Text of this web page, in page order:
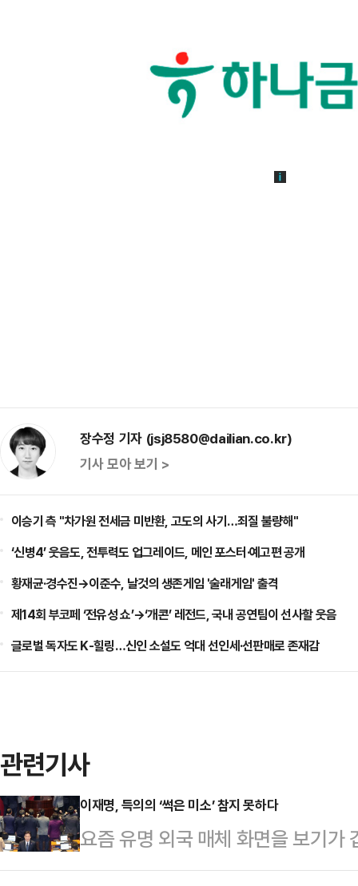
장수정 기자 (jsj8580@dailian.co.kr)
기사 모아 보기 >
이승기 측 "차가원 전세금 미반환, 고도의 사기…죄질 불량해"
‘신병4’ 웃음도, 전투력도 업그레이드, 메인 포스터·예고편 공개
황재균·경수진→이준수, 날것의 생존게임 '술래게임' 출격
제14회 부코페 ‘전유성 쇼’→‘개콘’ 레전드, 국내 공연팀이 선사할 웃음
글로벌 독자도 K-힐링…신인 소설도 억대 선인세·선판매로 존재감
관련기사
이재명, 득의의 ‘썩은 미소’ 참지 못하다
요즘 유명 외국 매체 화면을 보기
항공 무안공항 참사까지) 관련 기